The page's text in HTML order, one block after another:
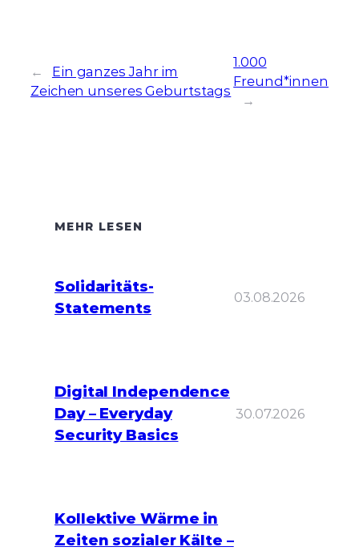
←
Ein ganzes Jahr im
Zeichen unseres Geburtstags
1.000
Freund*innen
→
MEHR LESEN
Solidaritäts-
Statements
03.08.2026
Digital Independence
Day – Everyday
Security Basics
30.07.2026
Kollektive Wärme in
Zeiten sozialer Kälte –